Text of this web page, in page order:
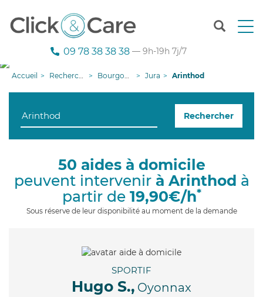
T
n
g
i
09 78 38 38 38 — 9h-19h 7j/7
Accueil Recherche aide à domicile Bourgogne-Franche-Comté Jura Arinthod
Rechercher
50 aides à domicile
peuvent intervenir à Arinthod à
partir de 19,90€/h*
Sous réserve de leur disponibilité au moment de la demande
SPORTIF
Hugo S., Oyonnax